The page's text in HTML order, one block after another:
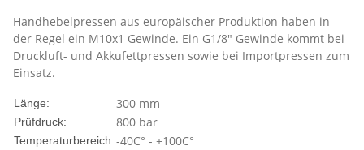
Handhebelpressen aus europäischer Produktion haben in
der Regel ein M10x1 Gewinde. Ein G1/8" Gewinde kommt bei
Druckluft- und Akkufettpressen sowie bei Importpressen zum
Einsatz.
Länge: 300 mm
Prüfdruck: 800 bar
Temperaturbereich:-40C° - +100C°